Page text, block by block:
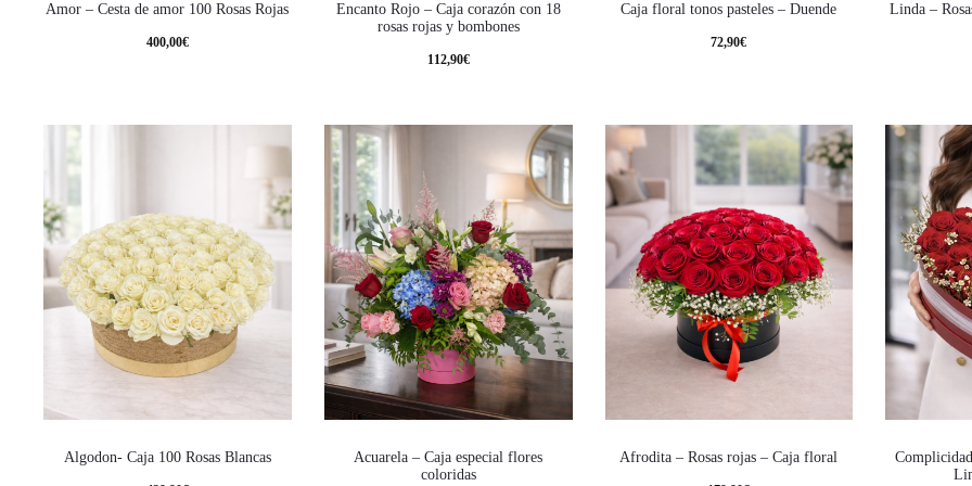
Amor – Cesta de amor 100 Rosas Rojas
400,00€
Encanto Rojo – Caja corazón con 18
rosas rojas y bombones
112,90€
Caja floral tonos pasteles – Duende
72,90€
Linda –
Algodon- Caja 100 Rosas Blancas
Acuarela – Caja especial flores
coloridas
Afrodita – Rosas rojas – Caja floral